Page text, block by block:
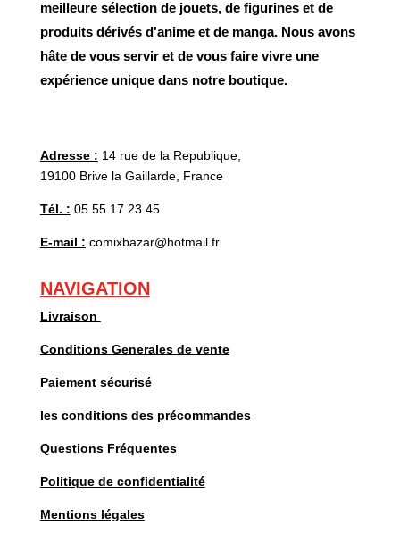
meilleure sélection de jouets, de figurines et de
produits dérivés d'anime et de manga. Nous avons
hâte de vous servir et de vous faire vivre une
expérience unique dans notre boutique.
Adresse : 14 rue de la Republique,
19100 Brive la Gaillarde, France
Tél. : 05 55 17 23 45
E-mail : comixbazar@hotmail.fr
NAVIGATION
Livraison
Conditions Generales de vente
Paiement sécurisé
les conditions des précommandes
Questions Fréquentes
Politique de confidentialité
Mentions légales